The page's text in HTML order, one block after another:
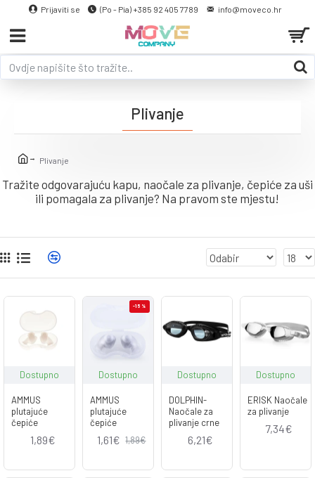
Prijaviti se (Po - Pia) +385 92 405 7789 info@moveco.hr
Plivanje
Plivanje
Tražite odgovarajuću kapu, naočale za plivanje, čepiće za uši
ili pomagala za plivanje? Na pravom ste mjestu!
Dostupno
AMMUS
plutajuće
čepiće
1,89€
-15 %
Dostupno
AMMUS
plutajuće
čepiće
1,61€ 1,89€
Dostupno
DOLPHIN-
Naočale za
plivanje crne
6,21€
Dostupno
ERISK Naočale
za plivanje
7,34€